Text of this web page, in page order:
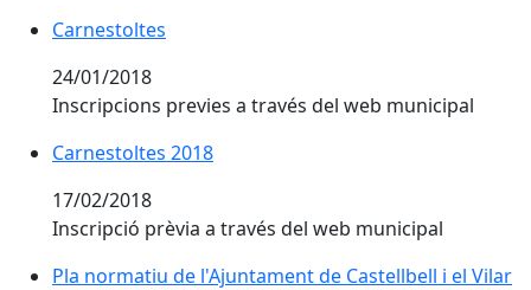
Carnestoltes
Carnestoltes
24/01/2018
Inscripcions previes a través del web municipal
Carnestoltes 2018
Carnestoltes 2018
17/02/2018
Inscripció prèvia a través del web municipal
Pla normatiu de l'Ajuntament de Castellbell i el Vilar